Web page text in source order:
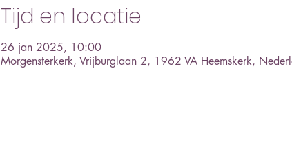
Tijd en locatie
26 jan 2025, 10:00
Morgensterkerk, Vrijburglaan 2, 1962 VA Heemskerk,